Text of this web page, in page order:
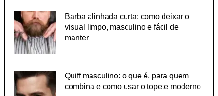
Barba alinhada curta: como deixar o
visual limpo, masculino e fácil de
manter
Quiff masculino: o que é, para quem
combina e como usar o topete moderno